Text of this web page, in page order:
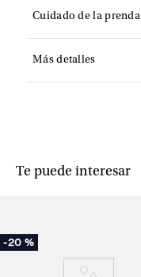
Cuidado de la prenda
Más detalles
Te puede interesar
-20 %